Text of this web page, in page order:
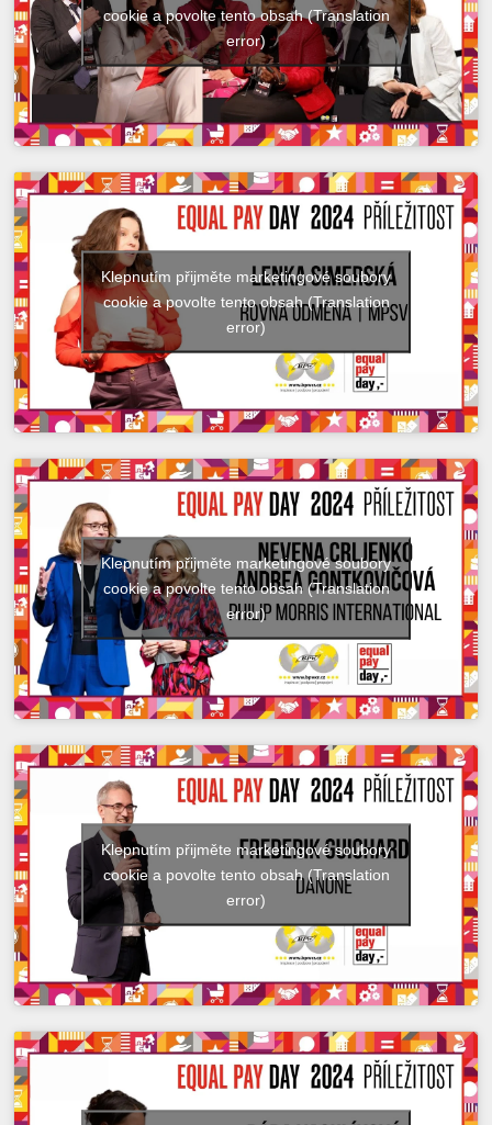
cookie a povolte tento obsah (Translation
error)
Klepnutím přijměte marketingové soubory
cookie a povolte tento obsah (Translation
error)
Klepnutím přijměte marketingové soubory
cookie a povolte tento obsah (Translation
error)
Klepnutím přijměte marketingové soubory
cookie a povolte tento obsah (Translation
error)